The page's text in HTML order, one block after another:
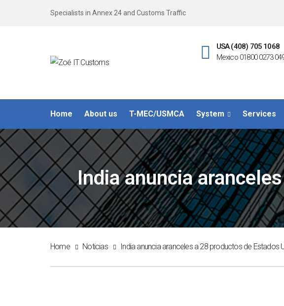
Specialists in Annex 24 and Customs Traffic
USA (408) 705 1068
Mexico 01800 0273
Home About us T-MEC/USMCA System Services
India anuncia
Home Noticias India anuncia aranceles a 28 productos de Estados